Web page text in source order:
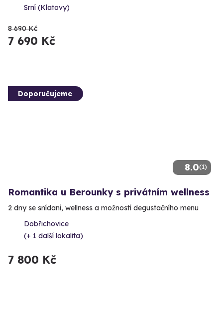
Srní (Klatovy)
8 690 Kč
7 690 Kč
8.0(1)
Doporučujeme
Romantika u Berounky s privátním wellness
2 dny se snídaní, wellness a možností degustačního menu
Dobřichovice
(+ 1 další lokalita)
7 800 Kč